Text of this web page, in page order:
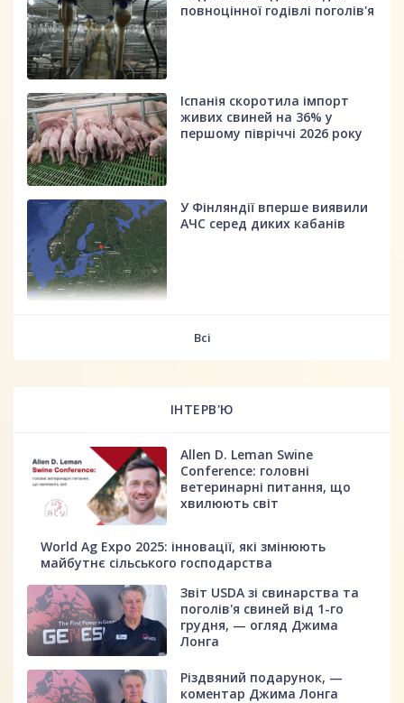
повноцінної годівлі поголів'я
Іспанія скоротила імпорт
живих свиней на 36% у
першому півріччі 2026 року
У Фінляндії вперше виявили
АЧС серед диких кабанів
Всі
ІНТЕРВ'Ю
Allen D. Leman Swine
Conference: головні
ветеринарні питання, що
хвилюють світ
World Ag Expo 2025: інновації, які змінюють
майбутнє сільського господарства
Звіт USDA зі свинарства та
поголів'я свиней від 1-го
грудня, — огляд Джима
Лонга
Різдвяний подарунок, —
коментар Джима Лонга